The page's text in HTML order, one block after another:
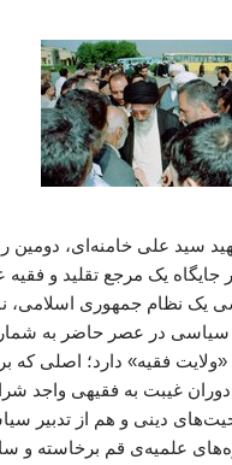
سید علی خامنه‌ای، دومین
جایگاه یک مرجع تقلید و فقیه
یک نظام جمهوری اسلامی،
سیاسی در عصر حاضر به
فقیه» دارد؛ اصلی که
غیبت به فقیهی واجد
دینی و هم از تدبیر
علمیه‌ی قم برخاسته و